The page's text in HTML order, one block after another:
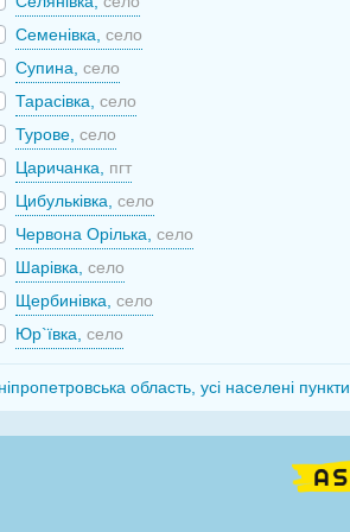
Семенівка,село
Супина,село
Тарасівка,село
Турове,село
Царичанка, пгт
Цибульківка,село
Червона Орілька,село
Шарівка,село
Щербинівка,село
Юр`ївка,село
область, усі населені пункти